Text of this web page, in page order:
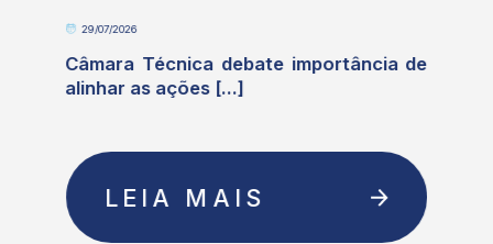
29/07/2026
Câmara Técnica debate importância de
alinhar as ações [...]
LEIA MAIS